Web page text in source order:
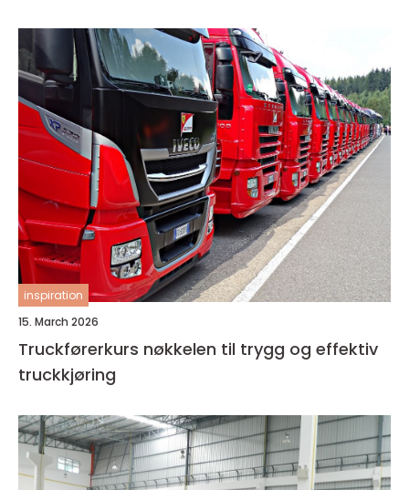
inspiration
15. March 2026
Truckførerkurs nøkkelen til trygg og effektiv
truckkjøring